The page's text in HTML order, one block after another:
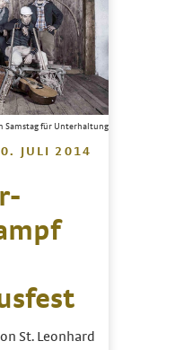
Samstag für Unterhaltung
JULI 2014
St. Leonhard